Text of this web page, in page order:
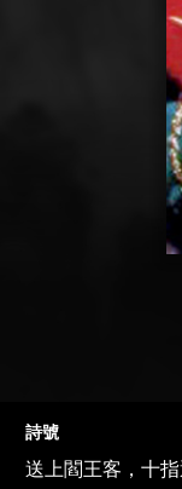
詩號
送上閻王客，十